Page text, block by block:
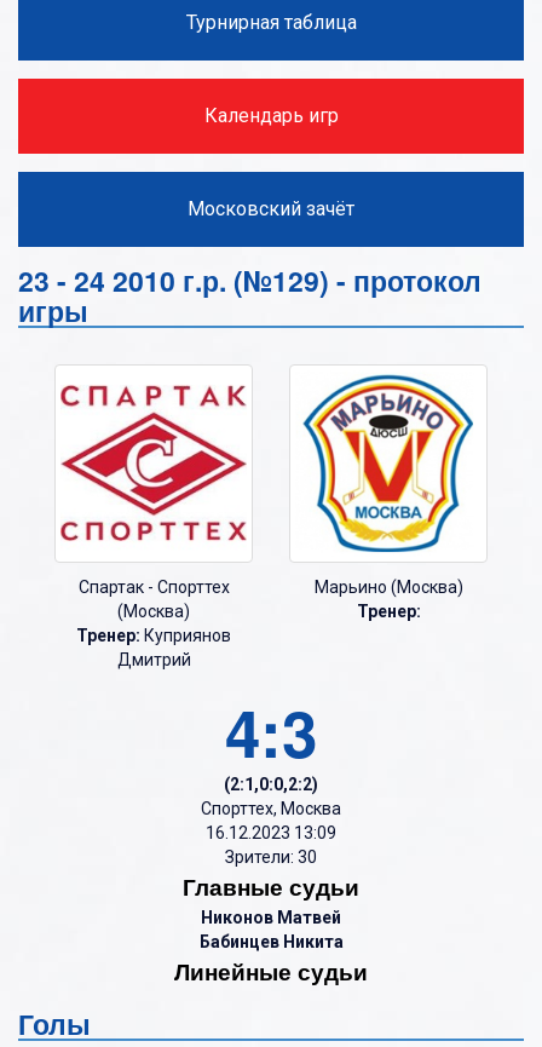
Турнирная таблица
Календарь игр
Московский зачёт
23 - 24 2010 г.р. (№129) - протокол
игры
Спартак - Спорттех
(Москва)
Тренер: Куприянов
Дмитрий
Марьино (Москва)
Тренер:
4:3
(2:1,0:0,2:2)
Спорттех, Москва
16.12.2023 13:09
Зрители: 30
Главные судьи
Никонов Матвей
Бабинцев Никита
Линейные судьи
Голы